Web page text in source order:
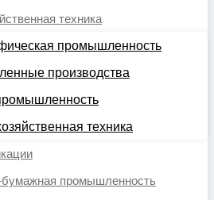
техника
промышленность
производства
техника
промышленность